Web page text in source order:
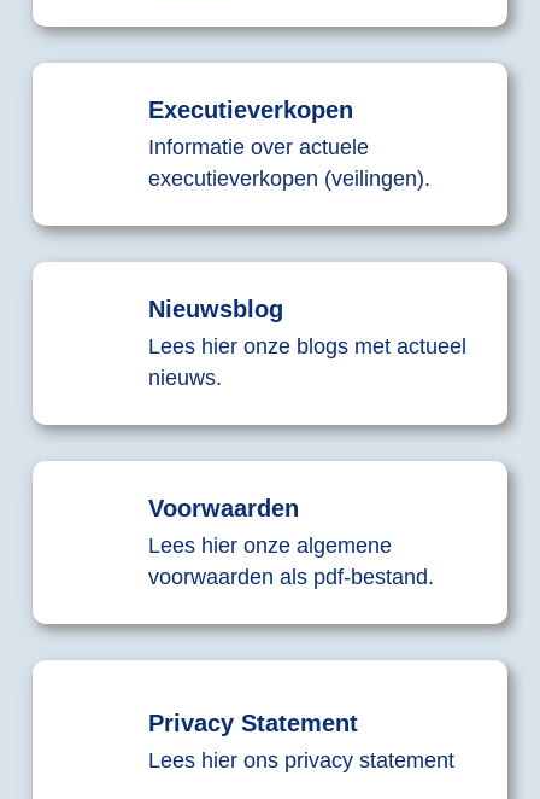
Executieverkopen
Informatie over actuele
executieverkopen (veilingen).
Nieuwsblog
Lees hier onze blogs met actueel
nieuws.
Voorwaarden
Lees hier onze algemene
voorwaarden als pdf-bestand.
Privacy Statement
Lees hier ons privacy statement